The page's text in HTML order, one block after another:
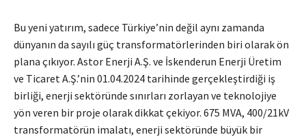
Bu yeni yatırım, sadece Türkiye’nin değil aynı zamanda
dünyanın da sayılı güç transformatörlerinden biri olarak ön
plana çıkıyor. Astor Enerji A.Ş. ve İskenderun Enerji Üretim
ve Ticaret A.Ş.’nin 01.04.2024 tarihinde gerçekleştirdiği iş
birliği, enerji sektöründe sınırları zorlayan ve teknolojiye
yön veren bir proje olarak dikkat çekiyor. 675 MVA, 400/21kV
transformatörün imalatı, enerji sektöründe büyük bir